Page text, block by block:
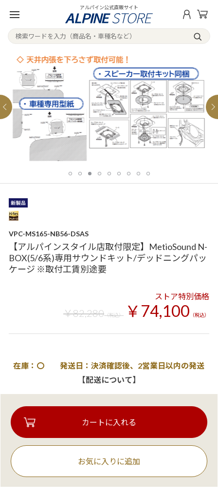
アルパイン公式直販サイト
VPC-MS165-NB56-DSAS
【アルパインスタイル店取付限定】MetioSound N-
BOX(5/6系)専用サウンドキット/デッドニングパッ
ケージ ※取付工賃別途要
ストア特別価格
￥82,280（税込） ￥74,100 （税込）
在庫：〇 発送日：決済確認後、2営業日以内の発送
【配送について】
お気に入りに追加